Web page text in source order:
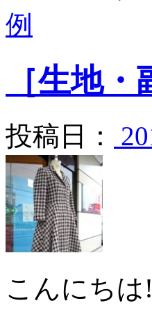
例
［生地
投稿日：
こんにち